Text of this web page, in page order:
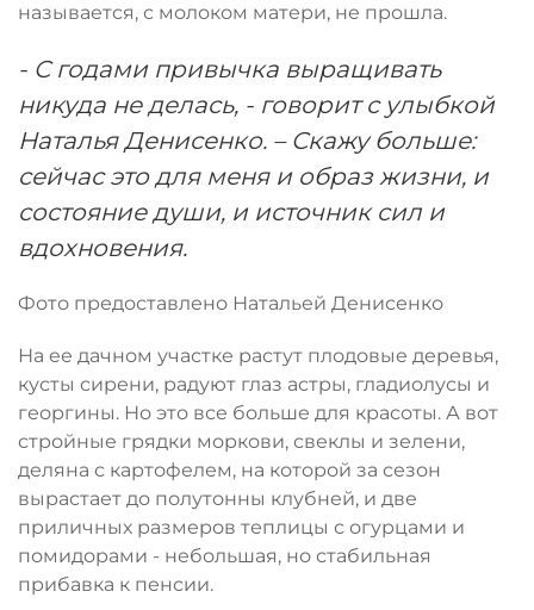
называется, с молоком матери, не прошла.
- С годами привычка выращивать
никуда не делась, - говорит с улыбкой
Наталья Денисенко. – Скажу больше:
сейчас это для меня и образ жизни, и
состояние души, и источник сил и
вдохновения.
Фото предоставлено Натальей Денисенко
На ее дачном участке растут плодовые деревья,
кусты сирени, радуют глаз астры, гладиолусы и
георгины. Но это все больше для красоты. А вот
стройные грядки моркови, свеклы и зелени,
деляна с картофелем, на которой за сезон
вырастает до полутонны клубней, и две
приличных размеров теплицы с огурцами и
помидорами - небольшая, но стабильная
прибавка к пенсии.